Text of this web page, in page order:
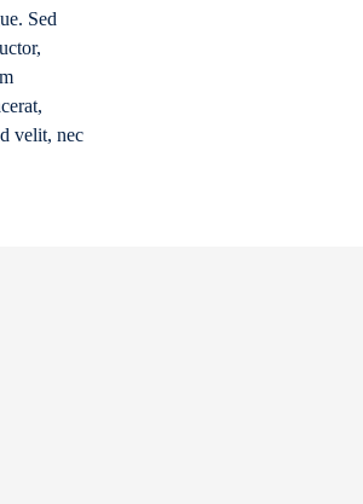
Sed
velit, nec